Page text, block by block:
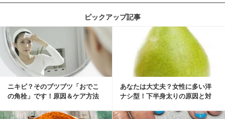
ピックアップ記事
ニキビ？そのブツブツ「おでこ
の角栓」です！原因＆ケア方法
あなたは大丈夫？女性に多い洋
ナシ型！下半身太りの原因と対